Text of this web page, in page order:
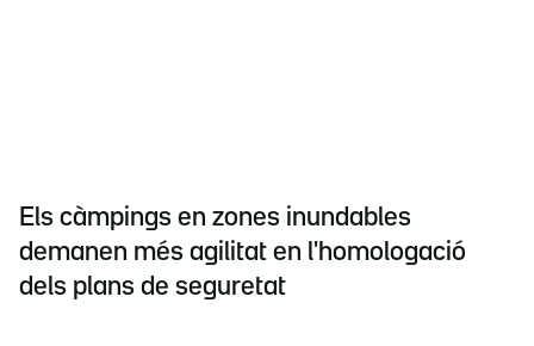
Els càmpings en zones inundables
demanen més agilitat en l'homologació
dels plans de seguretat